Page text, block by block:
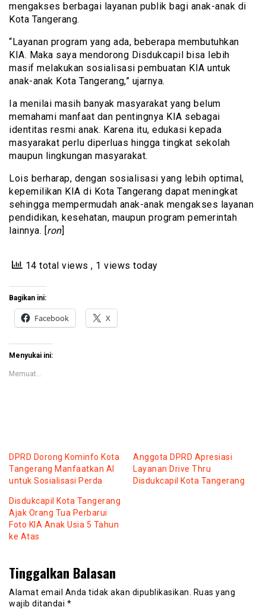
mengakses berbagai layanan publik bagi anak-anak di
Kota Tangerang.
“Layanan program yang ada, beberapa membutuhkan
KIA. Maka saya mendorong Disdukcapil bisa lebih
masif melakukan sosialisasi pembuatan KIA untuk
anak-anak Kota Tangerang,” ujarnya.
Ia menilai masih banyak masyarakat yang belum
memahami manfaat dan pentingnya KIA sebagai
identitas resmi anak. Karena itu, edukasi kepada
masyarakat perlu diperluas hingga tingkat sekolah
maupun lingkungan masyarakat.
Lois berharap, dengan sosialisasi yang lebih optimal,
kepemilikan KIA di Kota Tangerang dapat meningkat
sehingga mempermudah anak-anak mengakses layanan
pendidikan, kesehatan, maupun program pemerintah
lainnya. [ ron]
14 total views , 1 views today
Bagikan ini:
Facebook X
Menyukai ini:
Memuat...
DPRD Dorong Kominfo Kota
Tangerang Manfaatkan AI
untuk Sosialisasi Perda
Anggota DPRD Apresiasi
Layanan Drive Thru
Disdukcapil Kota Tangerang
Disdukcapil Kota Tangerang
Ajak Orang Tua Perbarui
Foto KIA Anak Usia 5 Tahun
ke Atas
Tinggalkan Balasan
Alamat email Anda tidak akan dipublikasikan. Ruas yang
wajib ditandai *